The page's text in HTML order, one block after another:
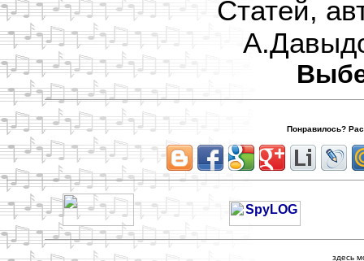
Статей,
Понравилось?
здесь